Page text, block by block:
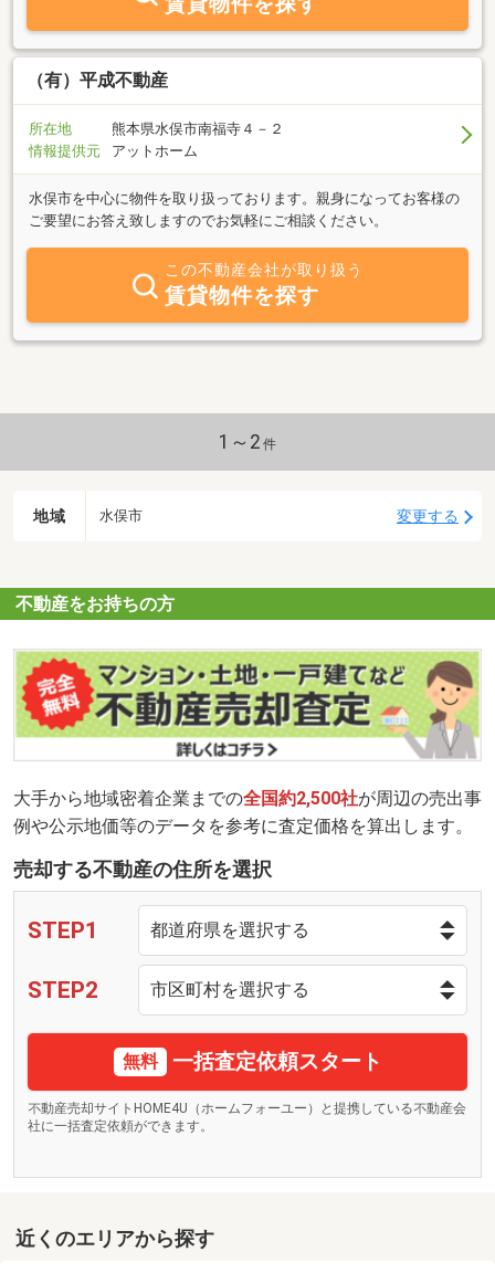
（有）平成不動産
所在地
熊本県水俣市南福寺４－２
情報提供元
アットホーム
水俣市を中心に物件を取り扱っております。親身になってお客様の
ご要望にお答え致しますのでお気軽にご相談ください。
この不動産会社が取り扱う
賃貸物件を探す
1～2 件
地域 水俣市 変更する
不動産をお持ちの方
大手から地域密着企業までの全国約2,500社が周辺の売出事
例や公示地価等のデータを参考に査定価格を算出します。
売却する不動産の住所を選択
STEP1
STEP2
無料 一括査定依頼スタート
不動産売却サイトHOME4U（ホームフォーユー）と提携している不動産会
社に一括査定依頼ができます。
近くのエリアから探す